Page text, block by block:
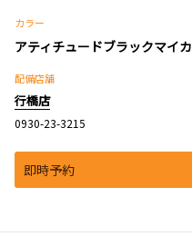
カラー
アティチュードブラックマイカ
配備店舗
行橋店
0930-23-3215
即時予約